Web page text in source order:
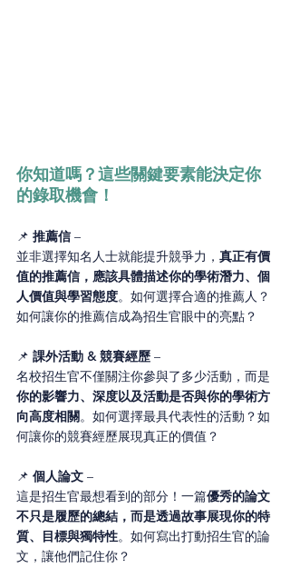
你知道嗎？這些關鍵要素能決定你
的錄取機會！
📌 推薦信 –
並非選擇知名人士就能提升競爭力， 真正有價
值的推薦信，應該具體描述你的學術潛力、個
人價值與學習態度。如何選擇合適的推薦人？
如何讓你的推薦信成為招生官眼中的亮點？
📌 課外活動 & 競賽經歷 –
名校招生官不僅關注你參與了多少活動，而是
你的影響力、深度以及活動是否與你的學術方
向高度相關。如何選擇最具代表性的活動？如
何讓你的競賽經歷展現真正的價值？
📌 個人論文 –
這是招生官最想看到的部分！一篇優秀的論文
不只是履歷的總結，而是透過故事展現你的特
質、目標與獨特性。如何寫出打動招生官的論
文，讓他們記住你？